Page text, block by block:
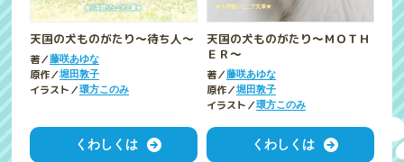
天国の犬ものがたり～待ち人～
著／藤咲あゆな
原作／堀田敦子
イラスト／環方このみ
くわしくは
天国の犬ものがたり～ＭＯＴＨ
ＥＲ～
著／藤咲あゆな
原作／堀田敦子
イラスト／環方このみ
くわしくは